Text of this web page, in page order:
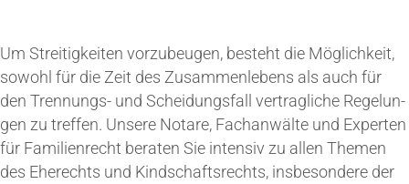
Um Strei­tig­kei­ten vor­zu­beu­gen, besteht die Mög­lich­keit,
sowohl für die Zeit des Zusam­men­le­bens als auch für
den Tren­nungs- und Schei­dungs­fall ver­trag­li­che Rege­lun­
gen zu tref­fen. Unse­re Nota­re, Fach­an­wäl­te und Exper­ten
für Fami­li­en­recht bera­ten Sie inten­siv zu allen The­men
des Ehe­rechts und Kind­schafts­rechts, ins­be­son­de­re der